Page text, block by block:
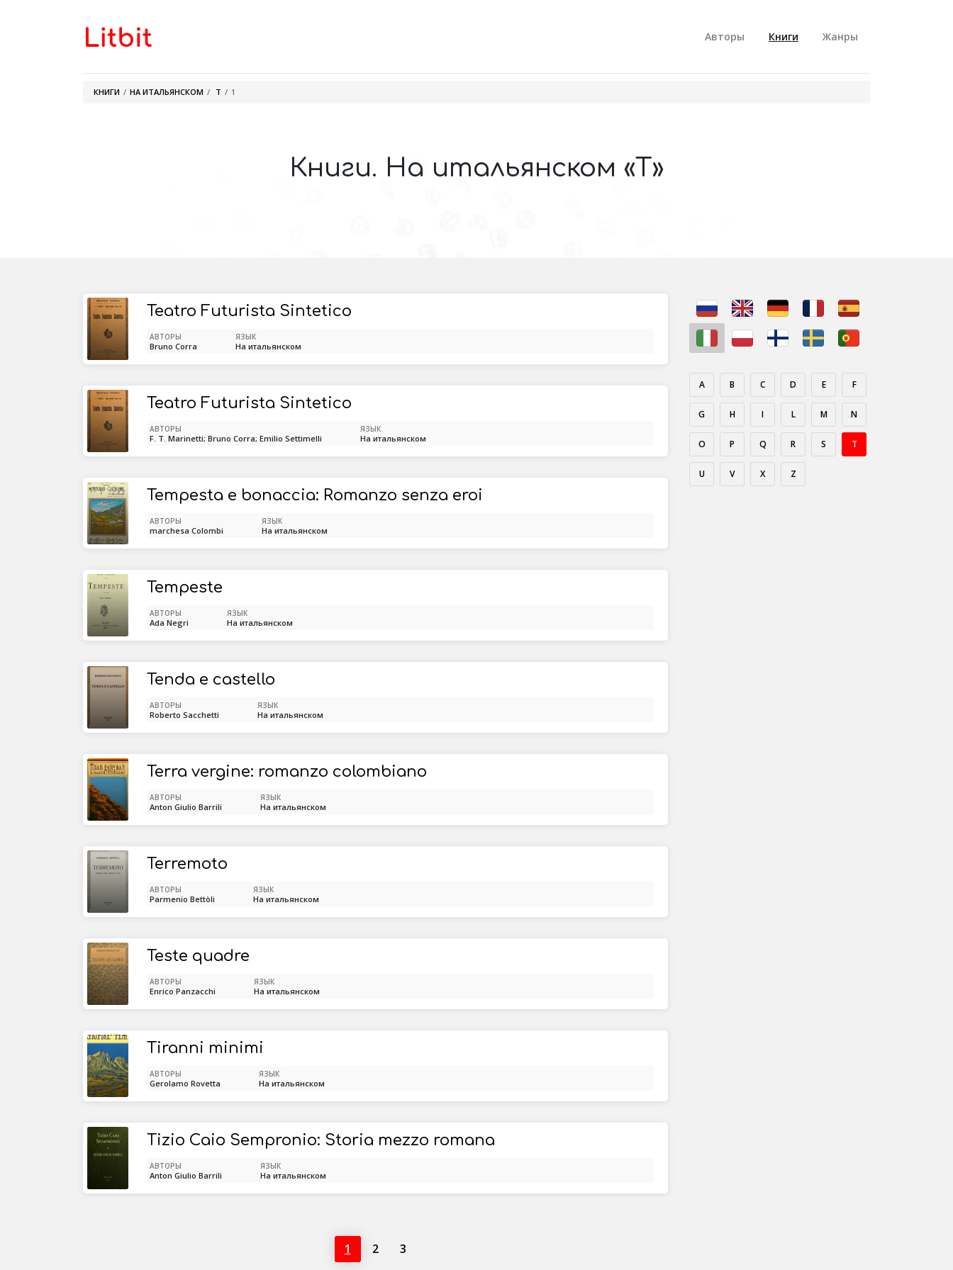
Авторы Книги Жанры
КНИГИ НА ИТАЛЬЯНСКОМ T 1
Книги. На итальянском «T»
Teatro Futurista Sintetico
АВТОРЫ
Bruno Corra
ЯЗЫК
На итальянском
Teatro Futurista Sintetico
АВТОРЫ
F. T. Marinetti; Bruno Corra; Emilio Settimelli
ЯЗЫК
На итальянском
Tempesta e bonaccia: Romanzo senza eroi
АВТОРЫ
marchesa Colombi
ЯЗЫК
На итальянском
Tempeste
АВТОРЫ
Ada Negri
ЯЗЫК
На итальянском
Tenda e castello
АВТОРЫ
Roberto Sacchetti
ЯЗЫК
На итальянском
Terra vergine: romanzo colombiano
АВТОРЫ
Anton Giulio Barrili
ЯЗЫК
На итальянском
Terremoto
АВТОРЫ
Parmenio Bettòli
ЯЗЫК
На итальянском
Teste quadre
АВТОРЫ
Enrico Panzacchi
ЯЗЫК
На итальянском
Tiranni minimi
АВТОРЫ
Gerolamo Rovetta
ЯЗЫК
На итальянском
Tizio Caio Sempronio: Storia mezzo romana
АВТОРЫ
Anton Giulio Barrili
ЯЗЫК
На итальянском
1 2 3
A B C D E F
G H I L M N
O P Q R S T
U V X Z